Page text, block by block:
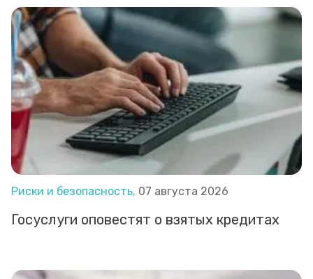
Риски и безопасность, 07 августа 2026
Госуслуги оповестят о взятых кредитах